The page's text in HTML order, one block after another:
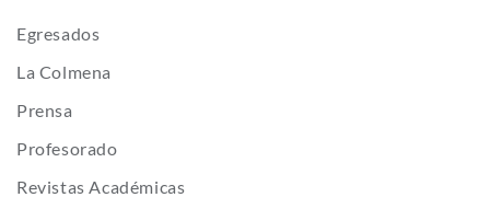
Egresados
La Colmena
Prensa
Profesorado
Revistas Académicas